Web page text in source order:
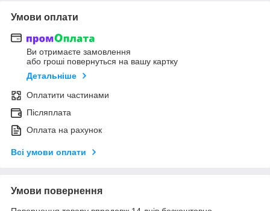
Умови оплати
Ви отримаєте замовлення
або гроші повернуться на вашу картку
Детальніше
Оплатити частинами
Післяплата
Оплата на рахунок
Всі умови оплати
Умови повернення